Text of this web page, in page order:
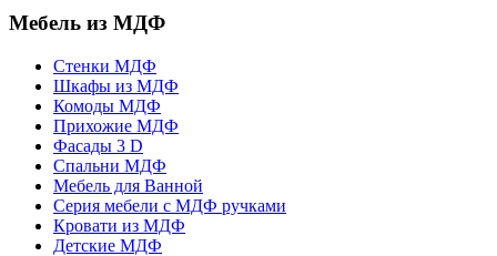
Мебель из МДФ
Стенки МДФ
Шкафы из МДФ
Комоды МДФ
Прихожие МДФ
Фасады 3 D
Спальни МДФ
Мебель для Ванной
Серия мебели с МДФ ручками
Кровати из МДФ
Детские МДФ